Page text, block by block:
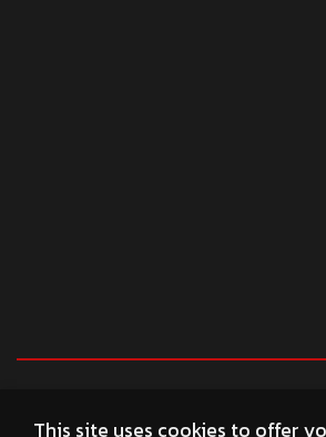
© 2026 profender4X4.com
This site uses cookies to offer